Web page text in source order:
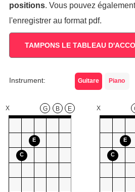
positions. Vous pouvez
l'enregistrer au format pdf.
TAMPONS LE TABLEAU
Instrument: Guitare Piano
C
E
G B E
X
C
E
X